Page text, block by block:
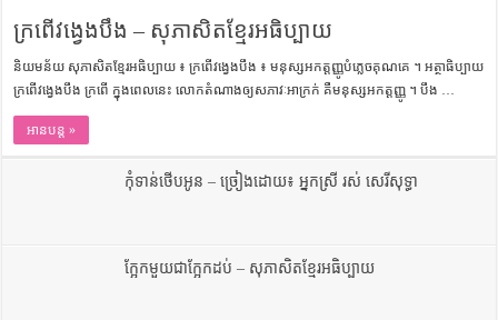
ក្រពើវង្វេងបឹង – សុភាសិតខ្មែរអធិប្បាយ
និយមន័យ សុភាសិតខ្មែរអធិប្បាយ ៖ ក្រពើវង្វេងបឹង ៖ មនុស្ស​អកត្តញ្ញូ​បំភ្លេច​គុណ​គេ ។ អត្ថាធិប្បាយ
ក្រពើវង្វេងបឹង ក្រពើ ក្នុង​ពេល​នេះ លោក​តំណាង​ឲ្យ​សភាវៈ​អាក្រក់ គឺ​មនុស្ស​អកត្តញ្ញូ ។ បឹង …
អានបន្ត »
កុំទាន់ថើបអូន – ច្រៀងដោយ៖ អ្នកស្រី រស់ សេរីសុទ្ធា
ក្អែកមួយជាក្អែកដប់ – សុភាសិតខ្មែរអធិប្បាយ